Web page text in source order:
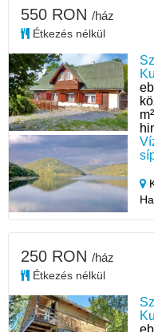
550 RON /ház
Étkezés nélkül
250 RON /ház
Étkezés nélkül